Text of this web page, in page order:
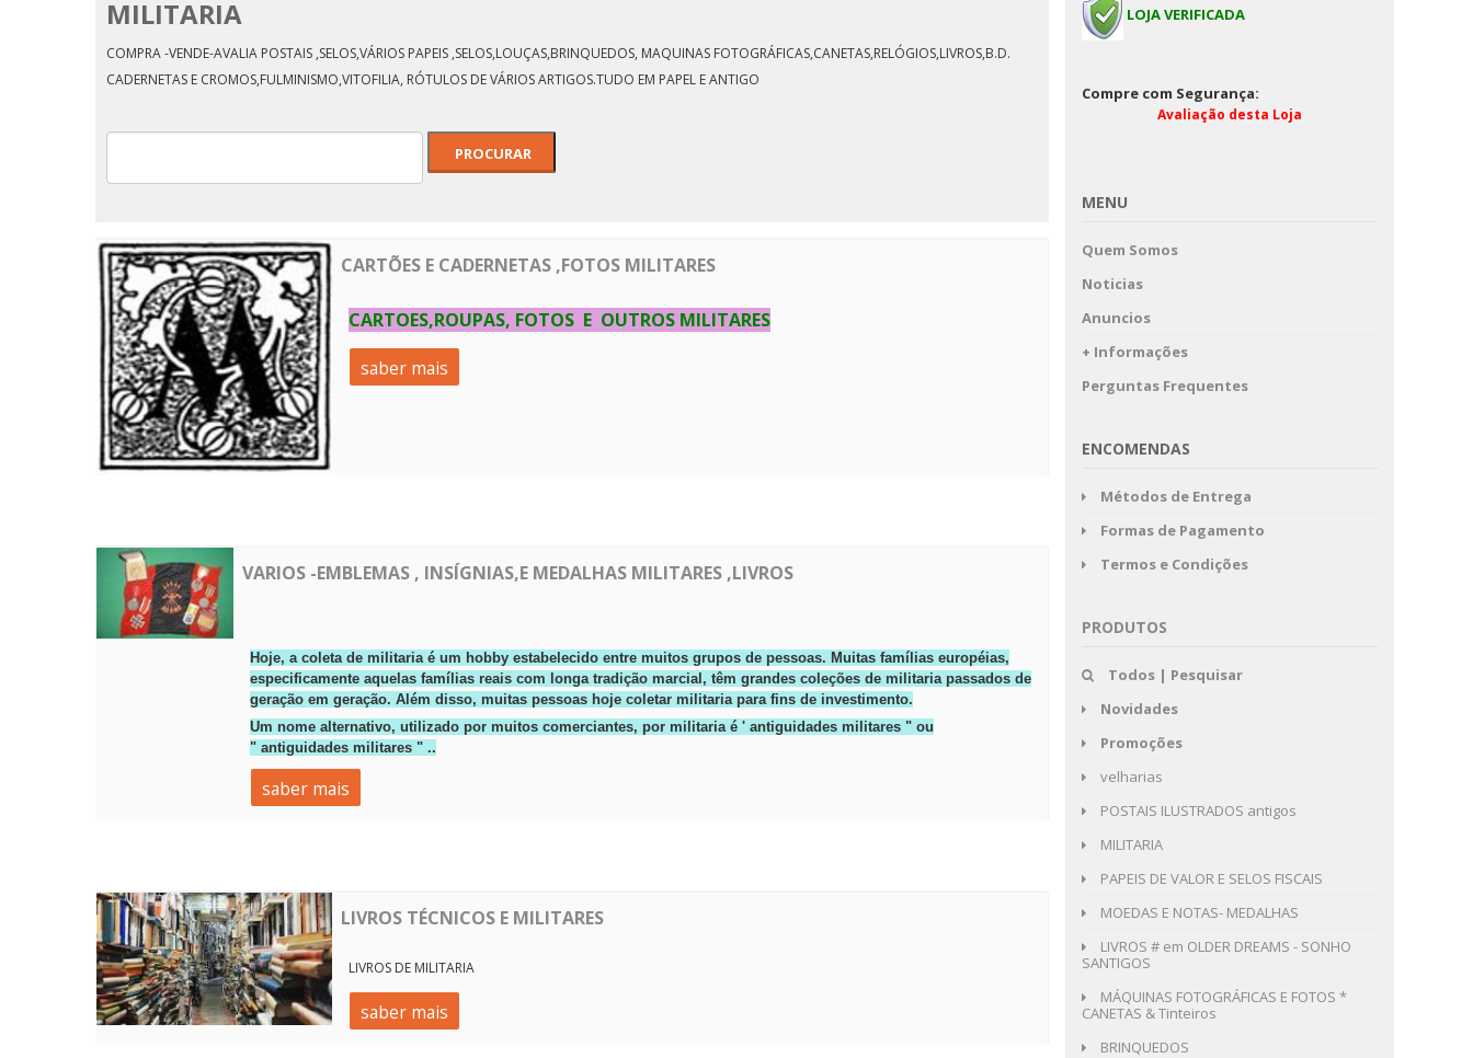
ALMANAQUE BERTRAND
1946
MILITARIA
COMPRA -VENDE-AVALIA POSTAIS ,SELOS,VÁRIOS PAPEIS ,SELOS,LOUÇAS,BRINQUEDOS, MAQUINAS FOTOGRÁFICAS,CANETAS,RELÓGIOS,LIVROS,B.D.
CADERNETAS E CROMOS,FULMINISMO,VITOFILIA, RÓTULOS DE VÁRIOS ARTIGOS.TUDO EM PAPEL E ANTIGO
CARTÕES E CADERNETAS ,FOTOS MILITARES
CARTOES,ROUPAS, FOTOS E OUTROS MILITARES
saber mais
VARIOS -EMBLEMAS , INSÍGNIAS,E MEDALHAS MILITARES ,LIVROS
Hoje, a coleta de militaria é um hobby estabelecido entre muitos grupos de pessoas. Muitas famílias européias,
especificamente aquelas famílias reais com longa tradição marcial, têm grandes coleções de militaria passados de
geração em geração. Além disso, muitas pessoas hoje coletar militaria para fins de investimento.
Um nome alternativo, utilizado por muitos comerciantes, por militaria é ' antiguidades militares " ou
" antiguidades militares " ..
saber mais
LIVROS TÉCNICOS E MILITARES
LIVROS DE MILITARIA
saber mais
LOJA VERIFICADA
Compre com Segurança:
Avaliação desta Loja
MENU
Quem Somos
Noticias
Anuncios
+ Informações
Perguntas Frequentes
ENCOMENDAS
Métodos de Entrega
Formas de Pagamento
Termos e Condições
PRODUTOS
Todos | Pesquisar
Novidades
Promoções
velharias
POSTAIS ILUSTRADOS antigos
MILITARIA
PAPEIS DE VALOR E SELOS FISCAIS
MOEDAS E NOTAS- MEDALHAS
LIVROS # em OLDER DREAMS - SONHO
SANTIGOS
MÁQUINAS FOTOGRÁFICAS E FOTOS *
CANETAS & Tinteiros
BRINQUEDOS